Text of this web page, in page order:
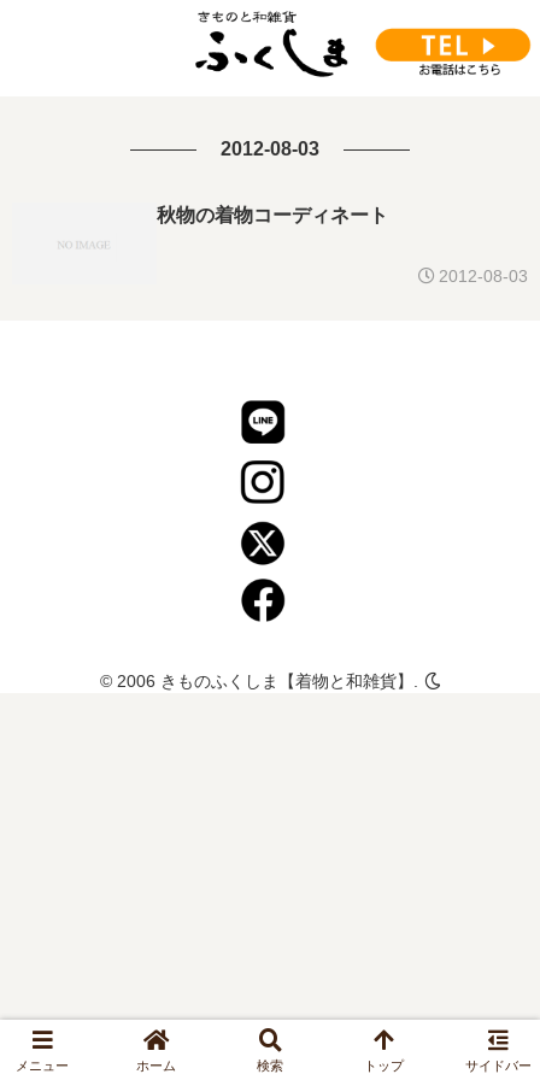
2012-08-03
秋物の着物コーディネート
2012-08-03
© 2006 きものふくしま【着物と和雑貨】.
メニュー ホーム 検索 トップ サイドバー